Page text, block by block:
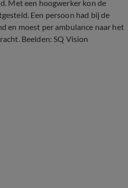
Met een hoogwerker kon de
Een persoon had bij de
en moest per ambulance naar het
Beelden: SQ Vision